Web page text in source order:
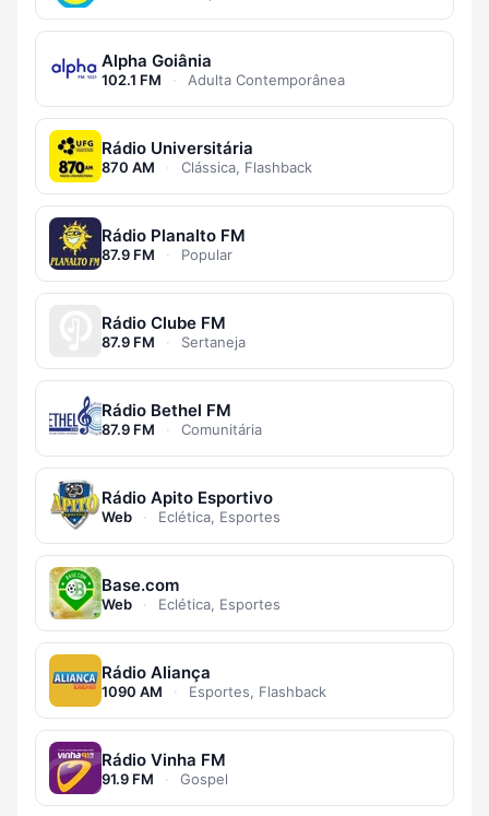
Alpha Goiânia
102.1 FM · Adulta Contemporânea
Rádio Universitária
870 AM · Clássica, Flashback
Rádio Planalto FM
87.9 FM · Popular
Rádio Clube FM
87.9 FM · Sertaneja
Rádio Bethel FM
87.9 FM · Comunitária
Rádio Apito Esportivo
Web · Eclética, Esportes
Base.com
Web · Eclética, Esportes
Rádio Aliança
1090 AM · Esportes, Flashback
Rádio Vinha FM
91.9 FM · Gospel